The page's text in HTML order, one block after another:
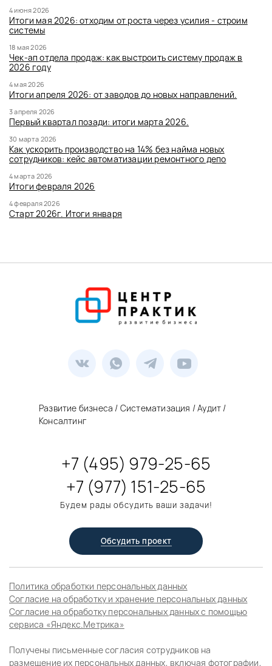
4 июня 2026
Итоги мая 2026: отходим от роста через усилия - строим
системы
18 мая 2026
Чек-ап отдела продаж: как выстроить систему продаж в
2026 году
4 мая 2026
Итоги апреля 2026: от заводов до новых направлений.
3 апреля 2026
Первый квартал позади: итоги марта 2026.
30 марта 2026
Как ускорить производство на 14% без найма новых
сотрудников: кейс автоматизации ремонтного депо
4 марта 2026
Итоги февраля 2026
4 февраля 2026
Старт 2026г. Итоги января
Развитие бизнеса / Систематизация / Аудит /
Консалтинг
+7 (495) 979-25-65
+7 (977) 151-25-65
Будем рады обсудить ваши задачи!
Обсудить проект
Политика обработки персональных данных
Согласие на обработку и хранение персональных данных
Согласие на обработку персональных данных с помощью
сервиса «Яндекс.Метрика»
Получены письменные согласия сотрудников на
размещение их персональных данных, включая фотографии,